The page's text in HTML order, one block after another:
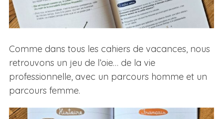
Comme dans tous les cahiers de vacances, nous
retrouvons un jeu de l’oie… de la vie
professionnelle, avec un parcours homme et un
parcours femme.